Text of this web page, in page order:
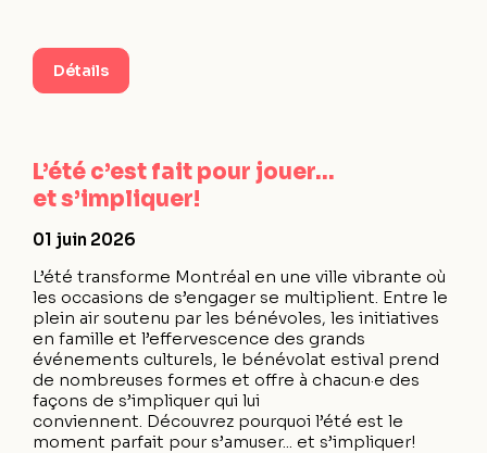
Détails
L’été c’est fait pour jouer…
et s’impliquer!
01 juin 2026
L’été transforme Montréal en une ville vibrante où
les occasions de s’engager se multiplient. Entre le
plein air soutenu par les bénévoles, les initiatives
en famille et l’effervescence des grands
événements culturels, le bénévolat estival prend
de nombreuses formes et offre à chacun·e des
façons de s’impliquer qui lui
conviennent. Découvrez pourquoi l’été est le
moment parfait pour s’amuser... et s’impliquer!